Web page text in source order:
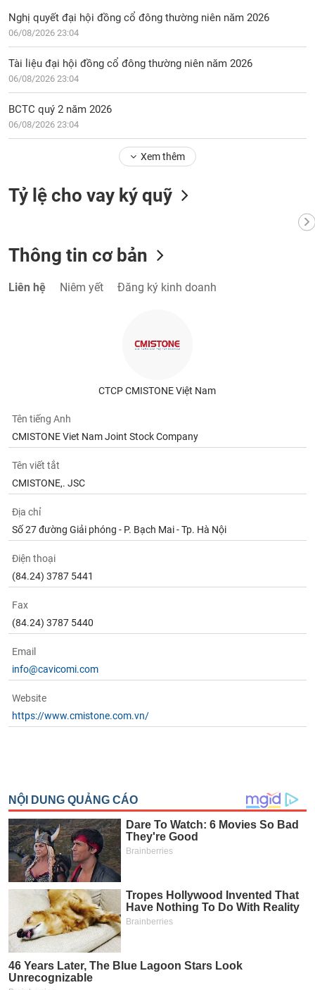
Nghị quyết đại hội đồng cổ đông thường niên năm 2026
06/08/2026 23:04
Tài liệu đại hội đồng cổ đông thường niên năm 2026
06/08/2026 23:04
BCTC quý 2 năm 2026
06/08/2026 23:04
Xem thêm
Tỷ lệ cho vay ký quỹ
Thông tin cơ bản
Liên hệ Niêm yết Đăng ký kinh doanh
CTCP CMISTONE Việt Nam
Tên tiếng Anh
CMISTONE Viet Nam Joint Stock Company
Tên viết tắt
CMISTONE,. JSC
Địa chỉ
Số 27 đường Giải phóng - P. Bạch Mai - Tp. Hà Nội
Điện thoại
(84.24) 3787 5441
Fax
(84.24) 3787 5440
Email
info@cavicomi.com
Website
https://www.cmistone.com.vn/